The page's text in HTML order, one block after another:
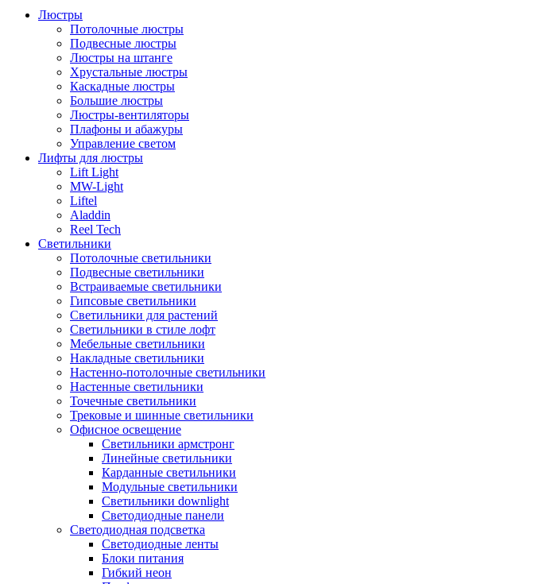
Люстры
Потолочные люстры
Подвесные люстры
Люстры на штанге
Хрустальные люстры
Каскадные люстры
Большие люстры
Люстры-вентиляторы
Плафоны и абажуры
Управление светом
Лифты для люстры
Lift Light
MW-Light
Liftel
Aladdin
Reel Tech
Светильники
Потолочные светильники
Подвесные светильники
Встраиваемые светильники
Гипсовые светильники
Светильники для растений
Светильники в стиле лофт
Мебельные светильники
Накладные светильники
Настенно-потолочные светильники
Настенные светильники
Точечные светильники
Трековые и шинные светильники
Офисное освещение
Светильники армстронг
Линейные светильники
Карданные светильники
Модульные светильники
Светильники downlight
Светодиодные панели
Светодиодная подсветка
Светодиодные ленты
Блоки питания
Гибкий неон